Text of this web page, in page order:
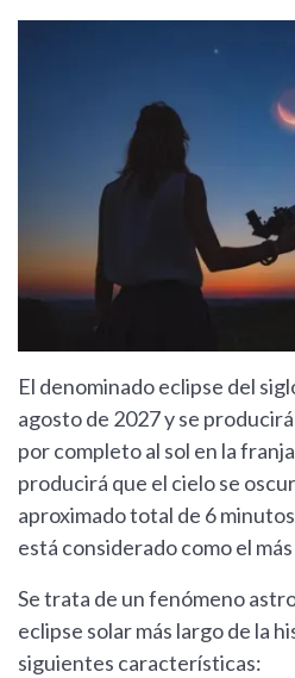
El denominado eclipse del
agosto de 2027 y se
por completo al sol en la
producirá que el cielo se
aproximado total de 6
está considerado como el
Se trata de un fenómeno
eclipse solar más largo de la
siguientes características: